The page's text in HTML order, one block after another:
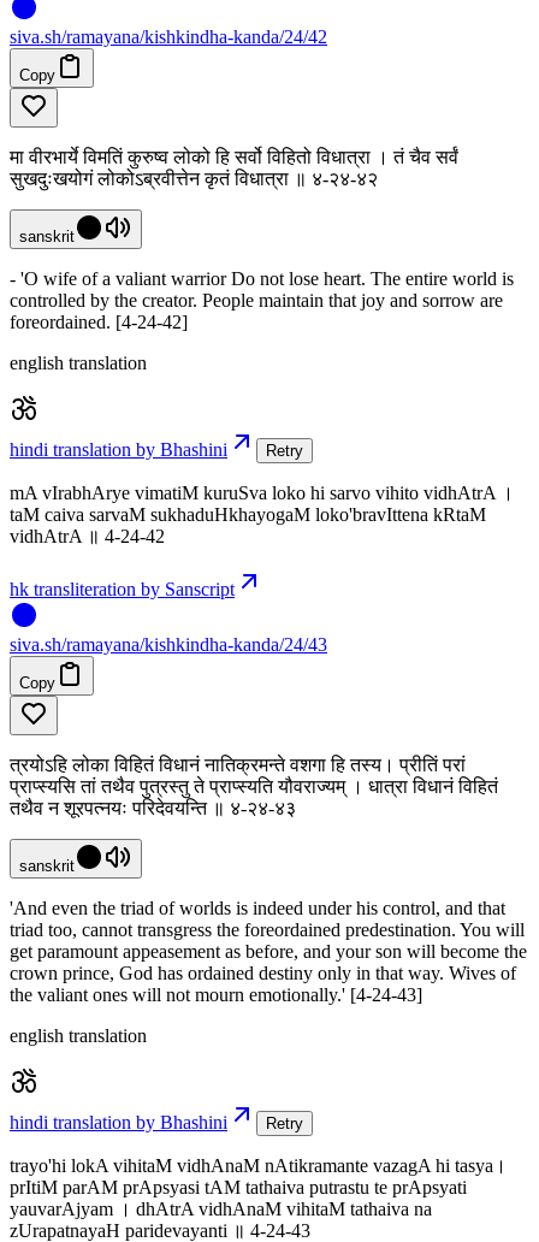
siva.sh/ramayana/kishkindha-kanda/24/42
Copy
मा वीरभार्ये विमतिं कुरुष्व लोको हि सर्वो विहितो विधात्रा । तं चैव सर्वं
सुखदुःखयोगं लोकोऽब्रवीत्तेन कृतं विधात्रा ॥ ४-२४-४२
sanskrit
- 'O wife of a valiant warrior Do not lose heart. The entire world is
controlled by the creator. People maintain that joy and sorrow are
foreordained. [4-24-42]
english translation
hindi translation by Bhashini Retry
mA vIrabhArye vimatiM kuruSva loko hi sarvo vihito vidhAtrA ।
taM caiva sarvaM sukhaduHkhayogaM loko'bravIttena kRtaM
vidhAtrA ॥ 4-24-42
hk transliteration by Sanscript
siva.sh/ramayana/kishkindha-kanda/24/43
Copy
त्रयोऽहि लोका विहितं विधानं नातिक्रमन्ते वशगा हि तस्य। प्रीतिं परां
प्राप्स्यसि तां तथैव पुत्रस्तु ते प्राप्स्यति यौवराज्यम् । धात्रा विधानं विहितं
तथैव न शूरपत्नयः परिदेवयन्ति ॥ ४-२४-४३
sanskrit
'And even the triad of worlds is indeed under his control, and that
triad too, cannot transgress the foreordained predestination. You will
get paramount appeasement as before, and your son will become the
crown prince, God has ordained destiny only in that way. Wives of
the valiant ones will not mourn emotionally.' [4-24-43]
english translation
hindi translation by Bhashini Retry
trayo'hi lokA vihitaM vidhAnaM nAtikramante vazagA hi tasya।
prItiM parAM prApsyasi tAM tathaiva putrastu te prApsyati
yauvarAjyam । dhAtrA vidhAnaM vihitaM tathaiva na
zUrapatnayaH paridevayanti ॥ 4-24-43